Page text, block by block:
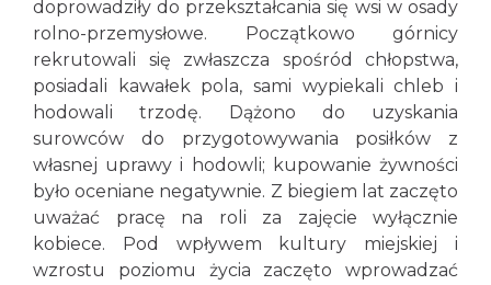
doprowadziły do przekształcania się wsi w osady
rolno-przemysłowe. Początkowo górnicy
rekrutowali się zwłaszcza spośród chłopstwa,
posiadali kawałek pola, sami wypiekali chleb i
hodowali trzodę. Dążono do uzyskania
surowców do przygotowywania posiłków z
własnej uprawy i hodowli; kupowanie żywności
było oceniane negatywnie. Z biegiem lat zaczęto
uważać pracę na roli za zajęcie wyłącznie
kobiece. Pod wpływem kultury miejskiej i
wzrostu poziomu życia zaczęto wprowadzać